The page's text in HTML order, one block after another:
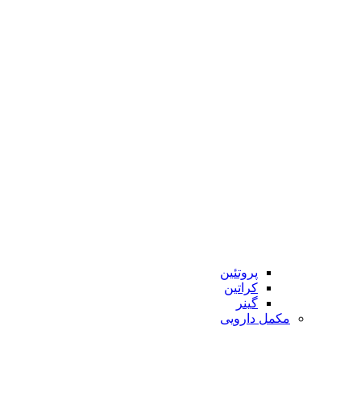
پروتئین
کراتین
گینر
مکمل دارویی